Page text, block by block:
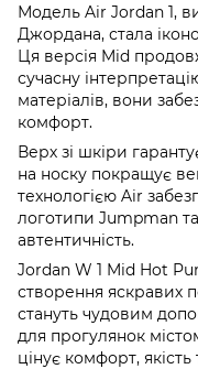
Модель Air Jordan 1,
Джордана, стала
Ця версія Mid
сучасну
матеріалів, вони
комфорт.
Верх зі шкіри
на носку покращує
технологією Air
логотипи Jumpman
автентичність.
Jordan W 1 Mid Hot
створення яскравих
стануть чудовим
для прогулянок
цінує комфорт, якість